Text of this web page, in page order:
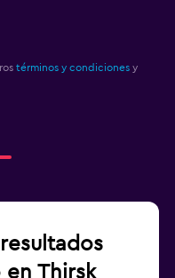
términos y condiciones y
Thirsk